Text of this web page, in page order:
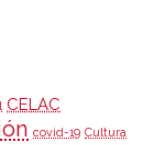
CELAC
covid-19 Cultura